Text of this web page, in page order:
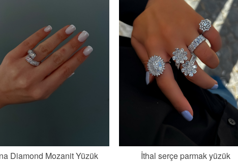
Diamond Mozanit Yüzük İthal serçe parmak yüzük